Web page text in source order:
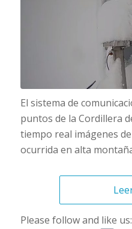
El sistema de
puntos de la Cordillera
tiempo real imágenes
ocurrida en alta
Please follow and like us: